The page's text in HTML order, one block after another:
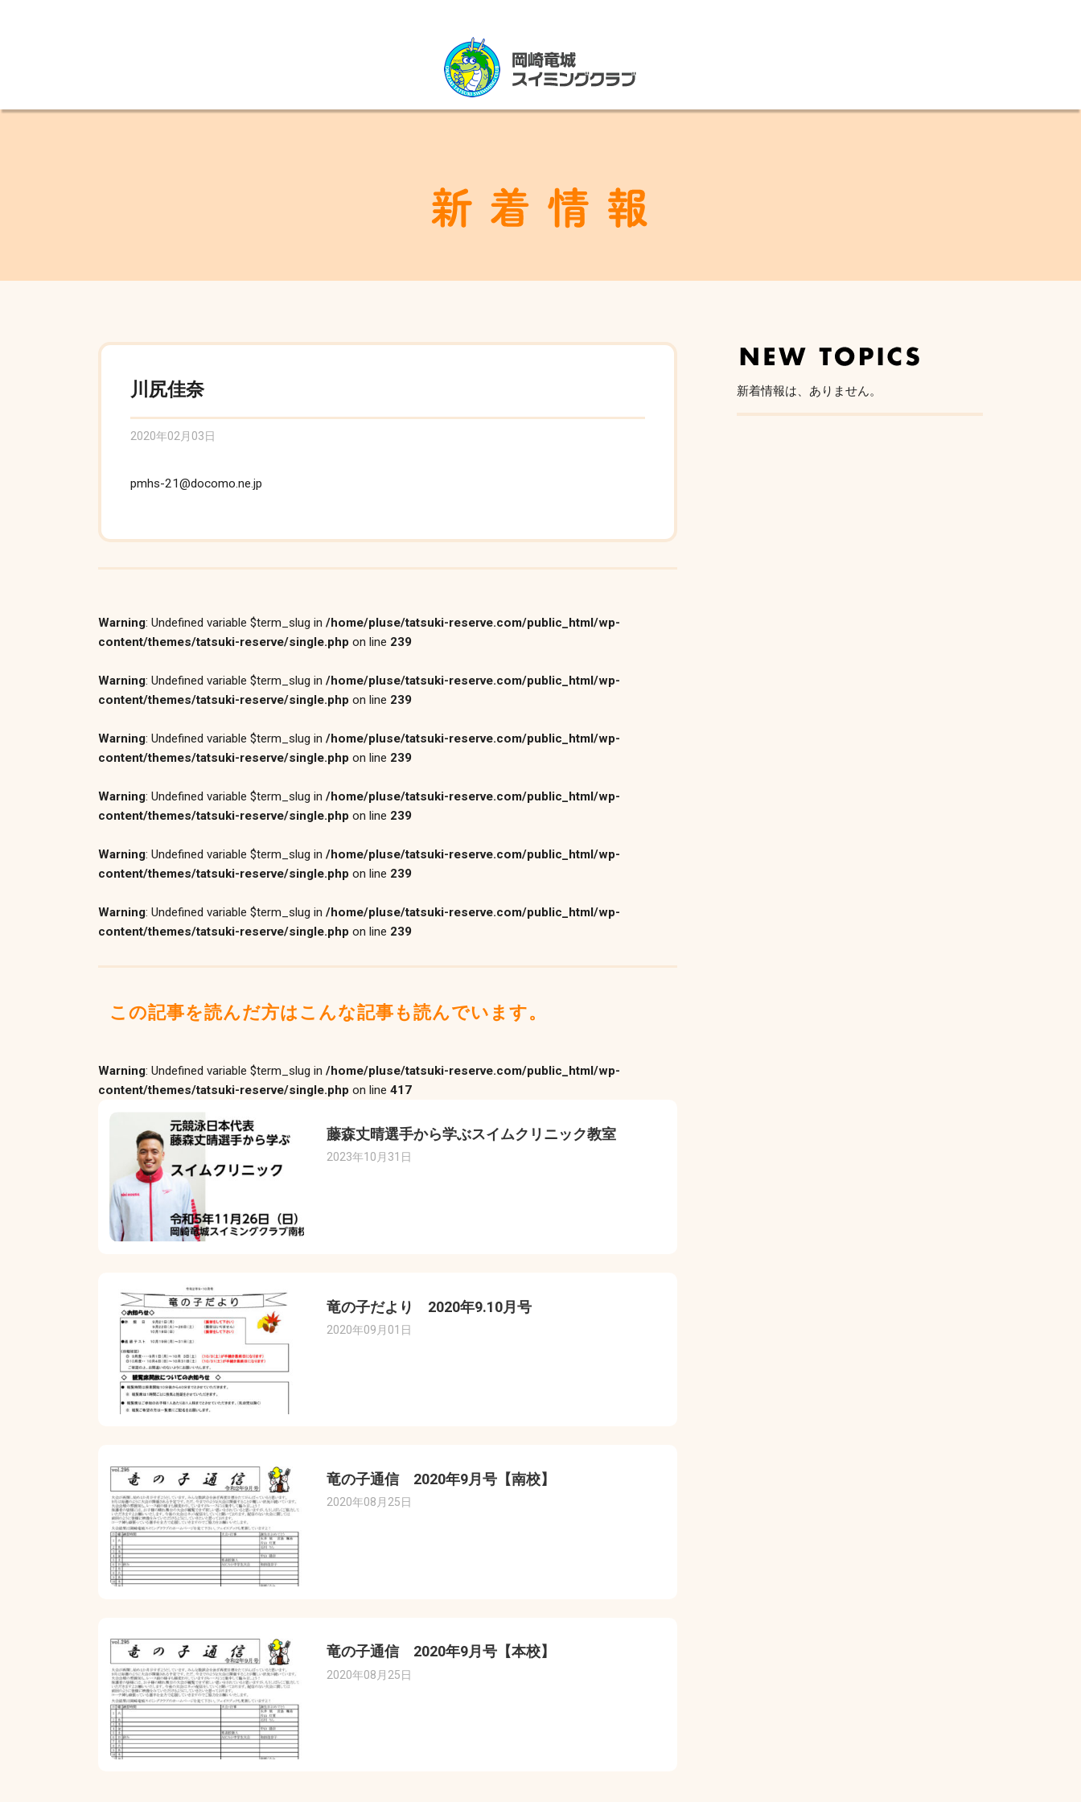
川尻佳奈
2020年02月03日
pmhs-21@docomo.ne.jp
Warning: Undefined variable $term_slug in /home/pluse/tatsuki-reserve.com/public_html/wp-
content/themes/tatsuki-reserve/single.php on line 239
Warning: Undefined variable $term_slug in /home/pluse/tatsuki-reserve.com/public_html/wp-
content/themes/tatsuki-reserve/single.php on line 239
Warning: Undefined variable $term_slug in /home/pluse/tatsuki-reserve.com/public_html/wp-
content/themes/tatsuki-reserve/single.php on line 239
Warning: Undefined variable $term_slug in /home/pluse/tatsuki-reserve.com/public_html/wp-
content/themes/tatsuki-reserve/single.php on line 239
Warning: Undefined variable $term_slug in /home/pluse/tatsuki-reserve.com/public_html/wp-
content/themes/tatsuki-reserve/single.php on line 239
Warning: Undefined variable $term_slug in /home/pluse/tatsuki-reserve.com/public_html/wp-
content/themes/tatsuki-reserve/single.php on line 239
この記事を読んだ方はこんな記事も読んでいます。
Warning: Undefined variable $term_slug in /home/pluse/tatsuki-reserve.com/public_html/wp-
content/themes/tatsuki-reserve/single.php on line 417
藤森丈晴選手から学ぶスイムクリニック教室
2023年10月31日
竜の子だより 2020年9.10月号
2020年09月01日
竜の子通信 2020年9月号【南校】
2020年08月25日
竜の子通信 2020年9月号【本校】
2020年08月25日
新着情報は、ありません。